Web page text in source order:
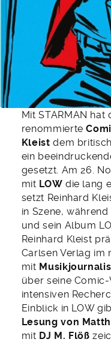
Mit STARMAN hat
renommierte
Kleist dem
ein
gesetzt. Am 26.
mit LOW die lang
setzt Reinhard
in Szene,
und sein Album
Reinhard Kleist
Carlsen Verlag im
mit
über seine
intensiven
Einblick in LOW
Lesung von
mit DJ M. Flöß